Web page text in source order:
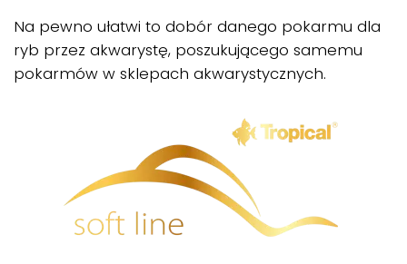
Na pewno ułatwi to dobór danego pokarmu dla
ryb przez akwarystę, poszukującego samemu
pokarmów w sklepach akwarystycznych.